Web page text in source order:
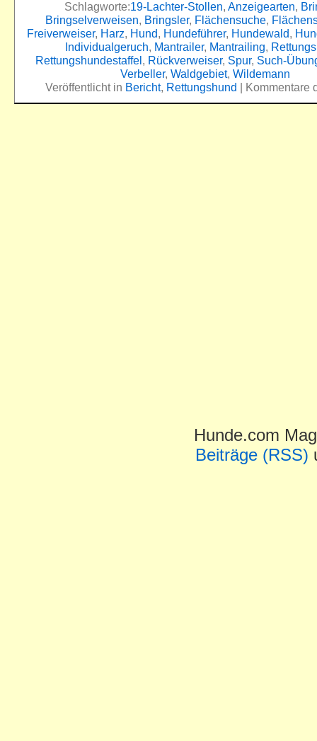
Schlagworte:19-Lachter-Stollen, Anzeigearten,
Bringselverweisen, Bringsler, Flächensuche,
Freiverweiser, Harz, Hund, Hundeführer, Hundewald,
Individualgeruch, Mantrailer, Mantrailing,
Rettungshundestaffel, Rückverweiser, Spur, Such-
Verbeller, Waldgebiet, Wildemann
Veröffentlicht in Bericht, Rettungshund | Kommentare
Hunde.com
Beiträge (RSS)